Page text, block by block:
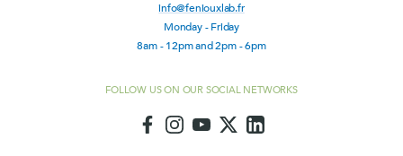
info@feniouxlab.fr
Monday - Friday
8am - 12pm and 2pm - 6pm
FOLLOW US ON OUR SOCIAL NETWORKS